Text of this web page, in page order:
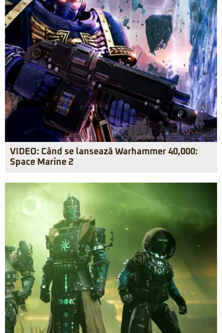
VIDEO: Când se lansează Warhammer 40,000:
Space Marine 2